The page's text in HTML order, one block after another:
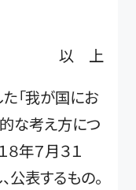
以 上
「我が国にお
な考え方につ
８年７月３１
公表するもの。